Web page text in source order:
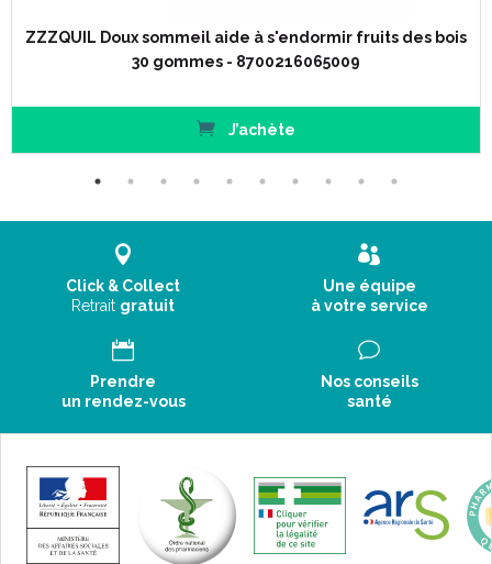
ZZZQUIL Doux sommeil aide à s'endormir fruits des bois
30 gommes - 8700216065009
J’achète
Click & Collect
Retrait gratuit
Une équipe
à votre service
Prendre
un rendez-vous
Nos conseils
santé